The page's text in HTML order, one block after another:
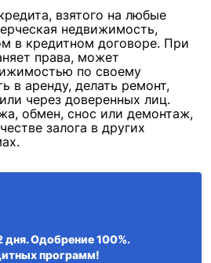
взятого на любые
недвижимость,
в кредитном договоре. При
права, может
по своему
в аренду, делать ремонт,
через доверенных лиц.
обмен, снос или демонтаж,
залога в других
дня. Одобрение 100%.
программ!